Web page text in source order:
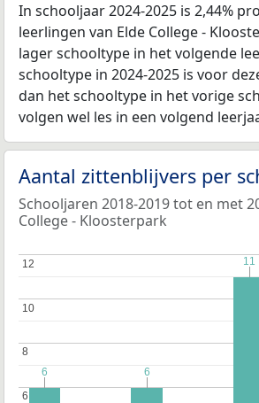
In schooljaar 2024-2025 is 2,44%
leerlingen van Elde College -
lager schooltype in het volgende
schooltype in 2024-2025 is voor
dan het schooltype in het vorige
volgen wel les in een volgend
Aantal zittenblijvers per
Schooljaren 2018-2019 tot en met
College - Kloosterpark
6
6
8
8
10
10
12
12
6
6 6
6
11
11